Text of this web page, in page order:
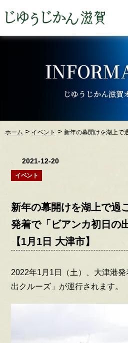
じゆうじかん滋賀
ホーム > イベント > 新年の幕開けを湖上で
2021-12-20
イベント
新年の幕開けを湖上で過
発着で「ビアンカ初日の
【1月1日 大津市】
2022年1月1日（土）、大津港
出クルーズ」が運行されます。